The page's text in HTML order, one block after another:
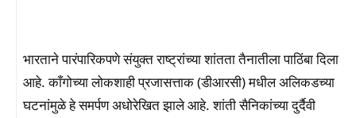
भारताने पारंपारिकपणे संयुक्त राष्ट्रांच्या शांतता तैनातीला पाठिंबा दिला
आहे. काँगोच्या लोकशाही प्रजासत्ताक (डीआरसी) मधील अलिकडच्या
घटनांमुळे हे समर्पण अधोरेखित झाले आहे. शांती सैनिकांच्या दुर्दैवी